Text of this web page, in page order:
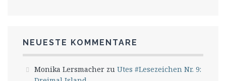
NEUESTE KOMMENTARE
Monika Lersmacher zu Utes #Lesezeichen Nr. 9: